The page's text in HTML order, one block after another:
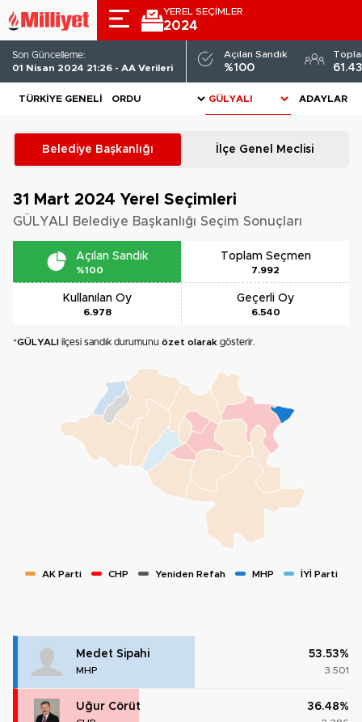
YEREL SEÇİMLER
2024
Son Güncelleme:
01 Nisan 2024 21:26 - AA Verileri
Açılan Sandık
%100
TÜRKIYE GENELI ADAYLAR
Belediye Başkanlığı İlçe Genel Meclisi
31 Mart 2024 Yerel Seçimleri
GÜLYALI Belediye Başkanlığı Seçim Sonuçları
Açılan Sandık
%100
Toplam Seçmen
7.992
Kullanılan Oy
6.978
Geçerli Oy
6.540
*GÜLYALI ilçesi sandık durumunu özet olarak gösterir.
AK Parti CHP Yeniden Refah MHP İYİ Parti
Medet Sipahi
MHP
53.53%
3.501
Uğur Cörüt 36.48%